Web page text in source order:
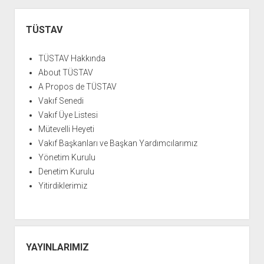
Menü
TÜSTAV
TÜSTAV Hakkında
About TÜSTAV
A Propos de TÜSTAV
Vakıf Senedi
Vakıf Üye Listesi
Mütevelli Heyeti
Vakıf Başkanları ve Başkan Yardımcılarımız
Yönetim Kurulu
Denetim Kurulu
Yitirdiklerimiz
YAYINLARIMIZ